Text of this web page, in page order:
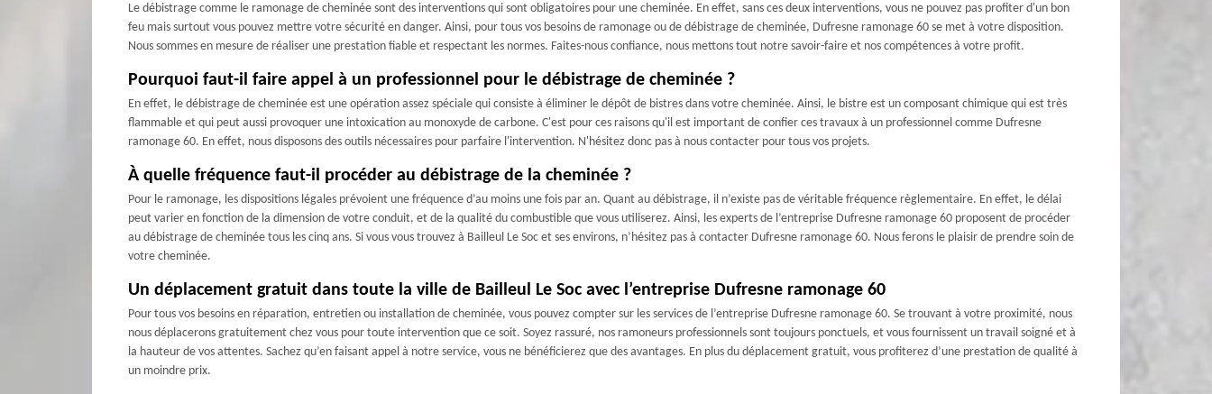
Le débistrage comme le ramonage de cheminée sont des interventions qui sont obligatoires pour une cheminée. En effet, sans ces deux interventions, vous ne pouvez pas profiter d'un bon
feu mais surtout vous pouvez mettre votre sécurité en danger. Ainsi, pour tous vos besoins de ramonage ou de débistrage de cheminée, Dufresne ramonage 60 se met à votre disposition.
Nous sommes en mesure de réaliser une prestation fiable et respectant les normes. Faites-nous confiance, nous mettons tout notre savoir-faire et nos compétences à votre profit.
Pourquoi faut-il faire appel à un professionnel pour le débistrage de cheminée ?
En effet, le débistrage de cheminée est une opération assez spéciale qui consiste à éliminer le dépôt de bistres dans votre cheminée. Ainsi, le bistre est un composant chimique qui est très
flammable et qui peut aussi provoquer une intoxication au monoxyde de carbone. C'est pour ces raisons qu'il est important de confier ces travaux à un professionnel comme Dufresne
ramonage 60. En effet, nous disposons des outils nécessaires pour parfaire l'intervention. N'hésitez donc pas à nous contacter pour tous vos projets.
À quelle fréquence faut-il procéder au débistrage de la cheminée ?
Pour le ramonage, les dispositions légales prévoient une fréquence d’au moins une fois par an. Quant au débistrage, il n’existe pas de véritable fréquence règlementaire. En effet, le délai
peut varier en fonction de la dimension de votre conduit, et de la qualité du combustible que vous utiliserez. Ainsi, les experts de l’entreprise Dufresne ramonage 60 proposent de procéder
au débistrage de cheminée tous les cinq ans. Si vous vous trouvez à Bailleul Le Soc et ses environs, n’hésitez pas à contacter Dufresne ramonage 60. Nous ferons le plaisir de prendre soin de
votre cheminée.
Un déplacement gratuit dans toute la ville de Bailleul Le Soc avec l’entreprise Dufresne ramonage 60
Pour tous vos besoins en réparation, entretien ou installation de cheminée, vous pouvez compter sur les services de l’entreprise Dufresne ramonage 60. Se trouvant à votre proximité, nous
nous déplacerons gratuitement chez vous pour toute intervention que ce soit. Soyez rassuré, nos ramoneurs professionnels sont toujours ponctuels, et vous fournissent un travail soigné et à
la hauteur de vos attentes. Sachez qu’en faisant appel à notre service, vous ne bénéficierez que des avantages. En plus du déplacement gratuit, vous profiterez d’une prestation de qualité à
un moindre prix.